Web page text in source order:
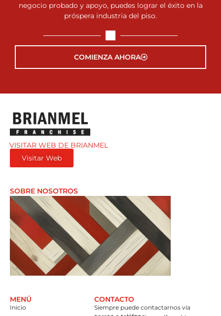
negocio probado y apoyo, puedes lograr el éxito en la
próspera industria del piso.
COMIENZA AHORA
VISITAR WEB DE BRIANMEL
Visitar Web
SOBRE NOSOTROS
Conozca más sobre Brianmel y nuestra misión.
MENÚ
Inicio
CONTACTO
Siempre puede contactarnos vía